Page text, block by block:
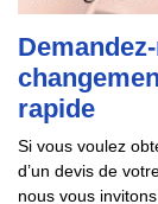
rapide
Si vous voulez
d’un devis de
nous vous